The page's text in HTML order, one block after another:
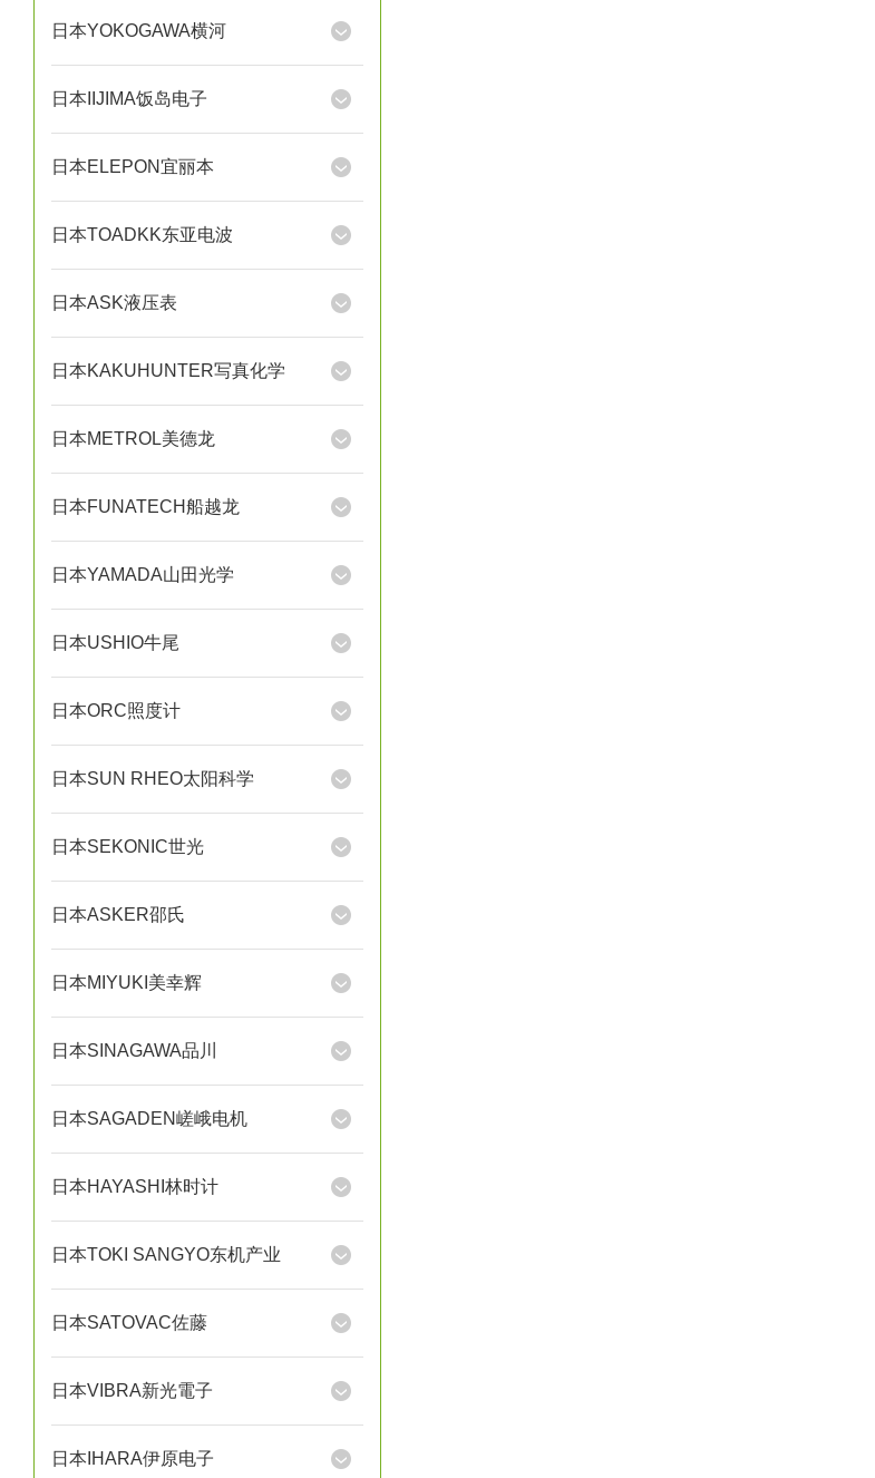
日本YOKOGAWA横河
日本IIJIMA饭岛电子
日本ELEPON宜丽本
日本TOADKK东亚电波
日本ASK液压表
日本KAKUHUNTER写真化学
日本METROL美德龙
日本FUNATECH船越龙
日本YAMADA山田光学
日本USHIO牛尾
日本ORC照度计
日本SUN RHEO太阳科学
日本SEKONIC世光
日本ASKER邵氏
日本MIYUKI美幸辉
日本SINAGAWA品川
日本SAGADEN嵯峨电机
日本HAYASHI林时计
日本TOKI SANGYO东机产业
日本SATOVAC佐藤
日本VIBRA新光電子
日本IHARA伊原电子